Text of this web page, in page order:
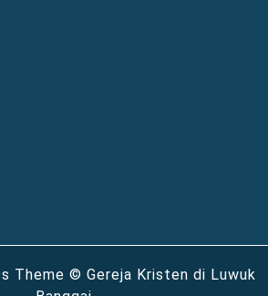
Theme © Gereja Kristen di Luwuk